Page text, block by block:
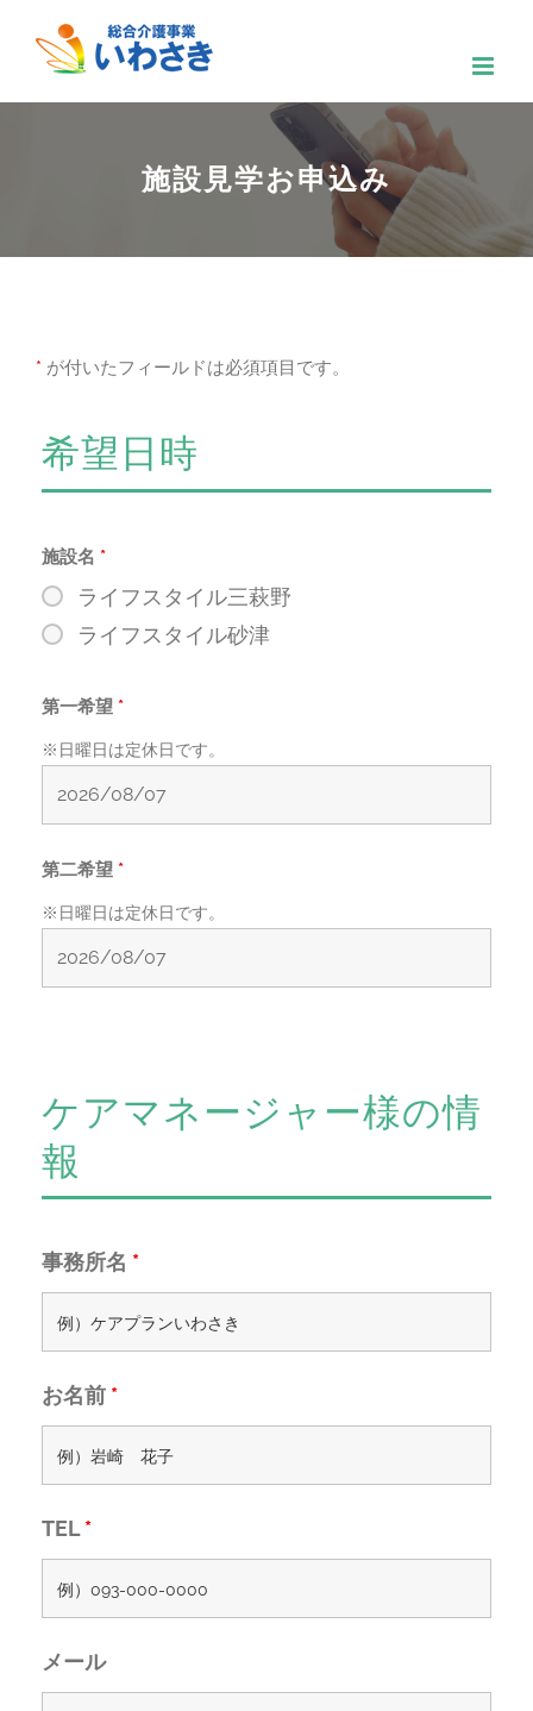
content
施設見学お申込み
* が付いたフィールドは必須項目です。
希望日時
施設名 *
ライフスタイル三萩野
ライフスタイル砂津
第一希望 *
※日曜日は定休日です。
第二希望 *
※日曜日は定休日です。
ケアマネージャー様の情
報
事務所名 *
お名前 *
TEL*
メール